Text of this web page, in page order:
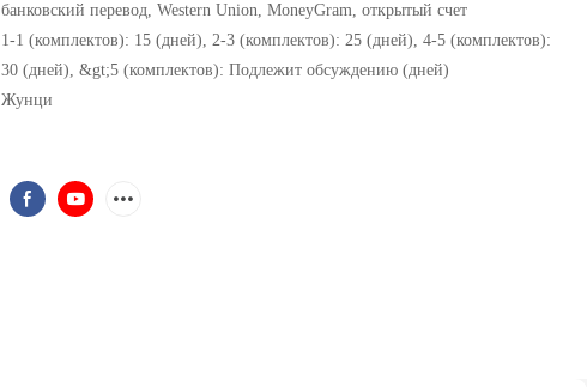
банковский перевод, Western Union, MoneyGram, открытый счет
1-1 (комплектов): 15 (дней), 2-3 (комплектов): 25 (дней), 4-5 (комплектов):
30 (дней), &gt;5 (комплектов): Подлежит обсуждению (дней)
Жунци